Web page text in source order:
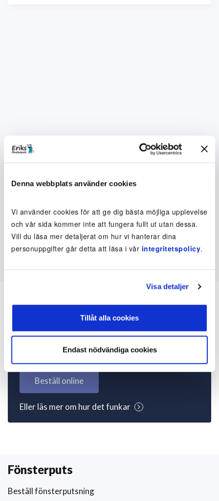
Denna webbplats använder cookies
Vi använder cookies för att ge dig bästa möjliga upplevelse
och vår sida kommer inte att fungera fullt ut utan dessa.
Vill du läsa mer detaljerat om hur vi hanterar dina
personuppgifter går detta att läsa i vår integritetspolicy.
Visa detaljer
Tillåt alla cookies
Endast nödvändiga cookies
Inte kund ännu? Kom
igång nu!
Beställ online
Eller läs mer om hur det funkar
Fönsterputs
Beställ fönsterputsning